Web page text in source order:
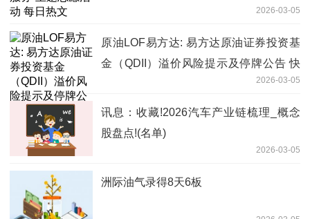
2026-03-05
原油LOF易方达: 易方达原油证券投资基
金（QDII）溢价风险提示及停牌公告 快
2026-03-05
讯息：收藏!2026汽车产业链梳理_概念
股盘点!(名单)
2026-03-05
洲际油气录得8天6板